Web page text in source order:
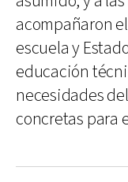
acompañaron
escuela y
educación
necesidades
concretas para